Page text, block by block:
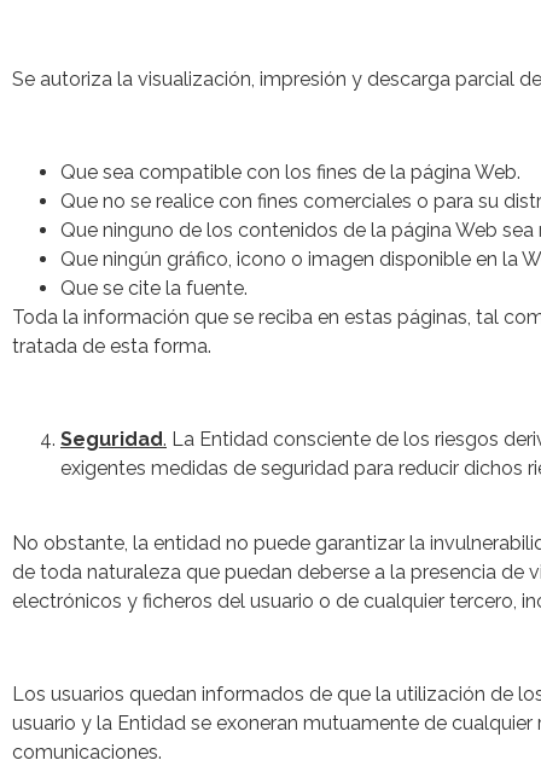
Se autoriza la visualización, impresión y descarga parcial
Que sea compatible con los fines de la página Web.
Que no se realice con fines comerciales o para su
Que ninguno de los contenidos de la página Web sea
Que ningún gráfico, icono o imagen disponible en la
Que se cite la fuente.
Toda la información que se reciba en estas páginas, tal
tratada de esta forma.
Seguridad. La Entidad consciente de los riesgos
exigentes medidas de seguridad para reducir dichos
No obstante, la entidad no puede garantizar la
de toda naturaleza que puedan deberse a la presencia
electrónicos y ficheros del usuario o de cualquier tercero,
Los usuarios quedan informados de que la utilización de
usuario y la Entidad se exoneran mutuamente de
comunicaciones.